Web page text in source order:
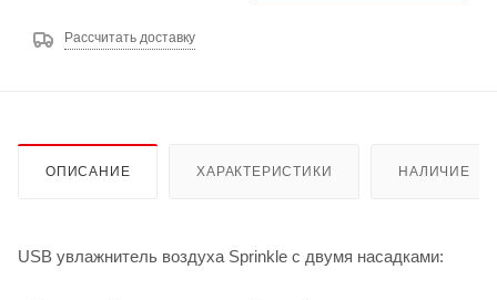
Рассчитать доставку
ОПИСАНИЕ ХАРАКТЕРИСТИКИ НАЛИЧИЕ
USB увлажнитель воздуха Sprinkle с двумя насадками: